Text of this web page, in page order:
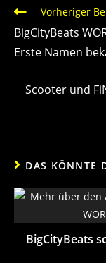
Vorheriger
BigCityBeats
Erste Namen
Scooter und
DAS KÖNNTE
BigCityBeats